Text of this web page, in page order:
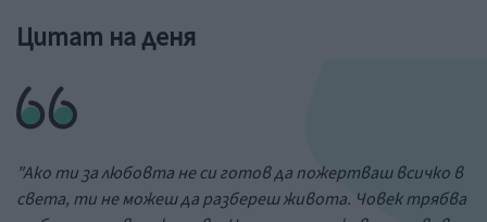
Цитат на деня
"Ако ти за любовта не си готов да пожертваш всичко в
света, ти не можеш да разбереш живота. Човек трябва